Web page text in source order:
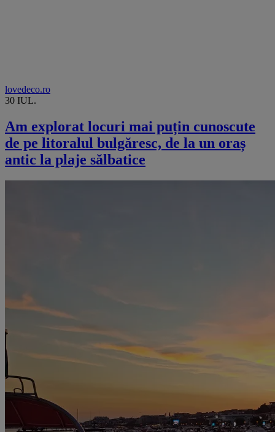
lovedeco.ro
30 IUL.
Am explorat locuri mai puțin cunoscute
de pe litoralul bulgăresc, de la un oraș
antic la plaje sălbatice